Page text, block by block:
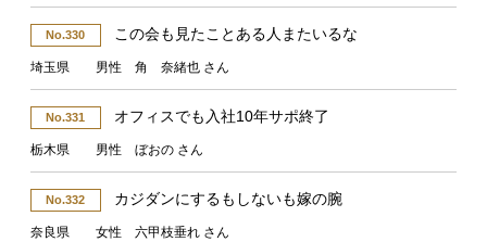
No.330 この会も見たことある人またいるな
埼玉県 男性 角 奈緒也 さん
No.331 オフィスでも入社10年サポ終了
栃木県 男性 ぼおの さん
No.332 カジダンにするもしないも嫁の腕
奈良県 女性 六甲枝垂れ さん